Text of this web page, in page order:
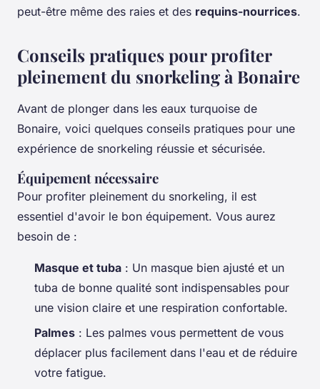
peut-être même des raies et des requins-nourrices.
Conseils pratiques pour profiter
pleinement du snorkeling à Bonaire
Avant de plonger dans les eaux turquoise de
Bonaire, voici quelques conseils pratiques pour une
expérience de snorkeling réussie et sécurisée.
Équipement nécessaire
Pour profiter pleinement du snorkeling, il est
essentiel d'avoir le bon équipement. Vous aurez
besoin de :
Masque et tuba : Un masque bien ajusté et un
tuba de bonne qualité sont indispensables pour
une vision claire et une respiration confortable.
Palmes : Les palmes vous permettent de vous
déplacer plus facilement dans l'eau et de réduire
votre fatigue.